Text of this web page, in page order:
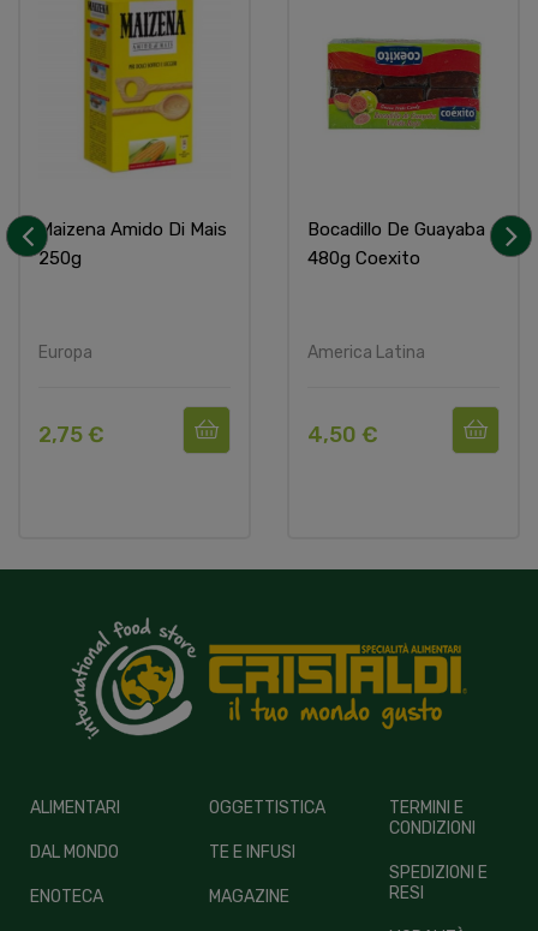
Maizena Amido Di Mais
250g
Europa
2,75 €
Bocadillo De Guayaba
480g Coexito
America Latina
4,50 €
ALIMENTARI
DAL MONDO
ENOTECA
OGGETTISTICA
TE E INFUSI
MAGAZINE
TERMINI E
CONDIZIONI
SPEDIZIONI E
RESI